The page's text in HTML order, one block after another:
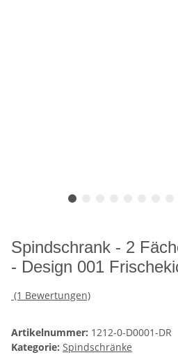
Spindschrank - 2
- Design 001
(1 Bewertungen)
Artikelnummer: 1212-0-D0001-DR
Kategorie: Spindschränke